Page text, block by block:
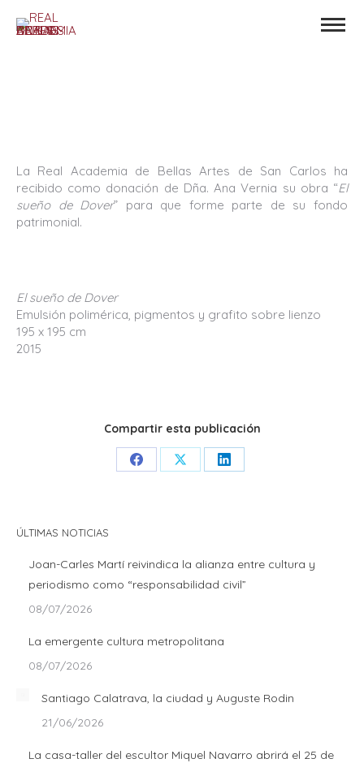
La Real Academia de Bellas Artes de San Carlos ha
recibido como donación de Dña. Ana Vernia su obra “El
sueño de Dover” para que forme parte de su fondo
patrimonial.
El sueño de Dover
Emulsión polimérica, pigmentos y grafito sobre lienzo
195 x 195 cm
2015
Compartir esta publicación
Share Share Share
ÚLTIMAS NOTICIAS
Joan-Carles Martí reivindica la alianza entre cultura y
periodismo como “responsabilidad civil”
08/07/2026
La emergente cultura metropolitana
08/07/2026
Santiago Calatrava, la ciudad y Auguste Rodin
21/06/2026
La casa-taller del escultor Miquel Navarro abrirá el 25 de